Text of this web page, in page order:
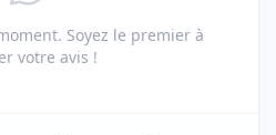
Soyez le premier à
votre avis !